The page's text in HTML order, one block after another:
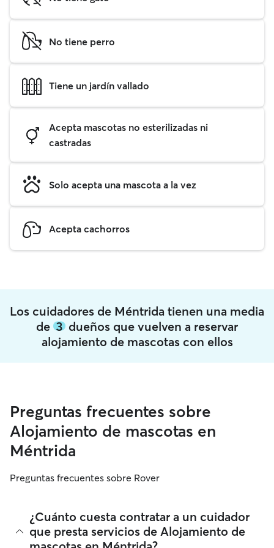
No tiene perro
Tiene un jardín vallado
Acepta mascotas no esterilizadas ni
castradas
Solo acepta una mascota a la vez
Acepta cachorros
Los cuidadores de Méntrida tienen una media
de 3 dueños que vuelven a reservar
alojamiento de mascotas con ellos
Preguntas frecuentes sobre
Alojamiento de mascotas en
Méntrida
Preguntas frecuentes sobre Rover
¿Cuánto cuesta contratar a un cuidador
que presta servicios de Alojamiento de